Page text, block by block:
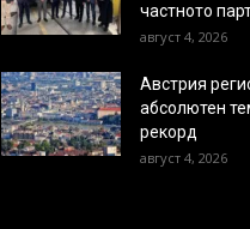
частното
август 4, 2026
Австрия
абсолютен
рекорд
август 4, 2026